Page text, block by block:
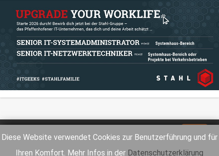
Diese Website verwendet Cookies zur Benutzerführung und für
Ihren Komfort. Mehr Infos in der Datenschutzerklärung